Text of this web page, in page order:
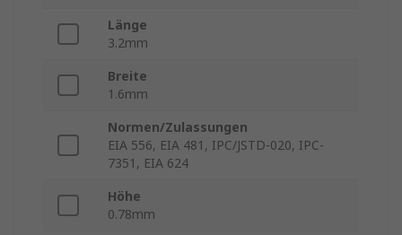
Länge
3.2mm
Breite
1.6mm
Normen/Zulassungen
EIA 556, EIA 481, IPC/JSTD-020, IPC-
7351, EIA 624
Höhe
0.78mm